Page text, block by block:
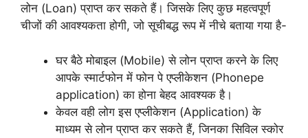
लोन (Loan) प्राप्त कर सकते हैं। जिसके लिए कुछ महत्वपूर्ण
चीजों की आवश्यकता होगी, जो सूचीबद्ध रूप में नीचे बताया गया है-
घर बैठे मोबाइल (Mobile) से लोन प्राप्त करने के लिए
आपके स्मार्टफोन में फोन पे एप्लीकेशन (Phonepe
application) का होना बेहद आवश्यक है।
केवल वही लोग इस एप्लीकेशन (Application) के
माध्यम से लोन प्राप्त कर सकते हैं, जिनका सिविल स्कोर